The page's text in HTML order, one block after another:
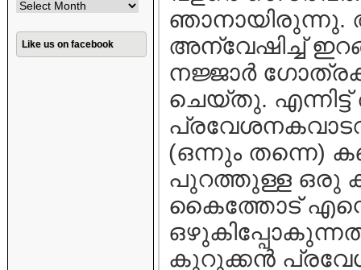
Like us on facebook
ഞാനായിരുന്നു.
അന്വേഷിച്ച്
നജ്ജാര്‍
ചെയ്തു.
(ഒന്നും തന്നെ)
പുറത്തുള്ള ഒരു
കൈത്തോട് എന്റെ
കുറുക്കന്‍